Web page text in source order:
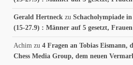
Gerald Hertneck zu Schacholympiade
(15-27.9) : Männer auf 5 gesetzt,
Achim zu 4 Fragen an Tobias Eismann,
Chess Media Group, dem neuen